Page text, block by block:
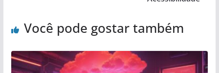
Você pode gostar também